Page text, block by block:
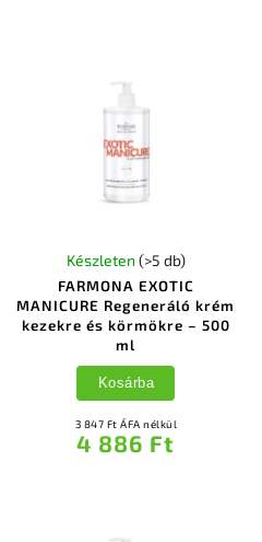
FARMONA EXOTIC
MANICURE Regeneráló krém
kezekre és körmökre – 500
ml
Készleten (>5 db)
3 847 Ft ÁFA nélkül
4 886 Ft
Kosárba